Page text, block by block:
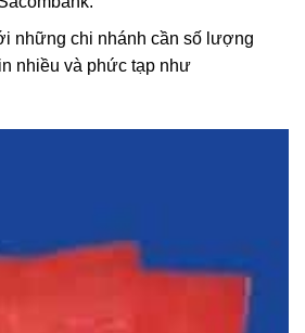
những chi nhánh cần số lượng
nhiều và phức tạp như